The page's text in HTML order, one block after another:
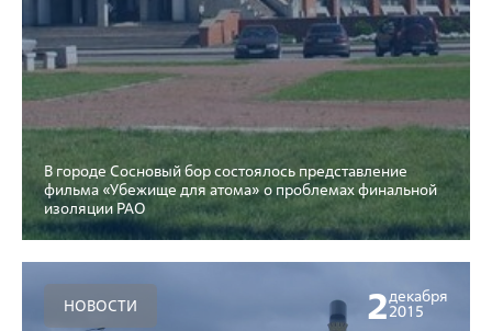
В городе Сосновый бор состоялось представление
фильма «Убежище для атома» о проблемах финальной
изоляции РАО
НОВОСТИ 2декабря
2015